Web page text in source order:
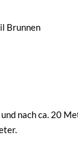
Brunnen
nach ca. 20